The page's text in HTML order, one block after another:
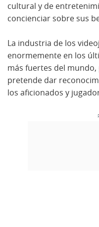
cultural y de
concienciar sobre sus
La industria de los
enormemente en los
más fuertes del
pretende dar
los aficionados y